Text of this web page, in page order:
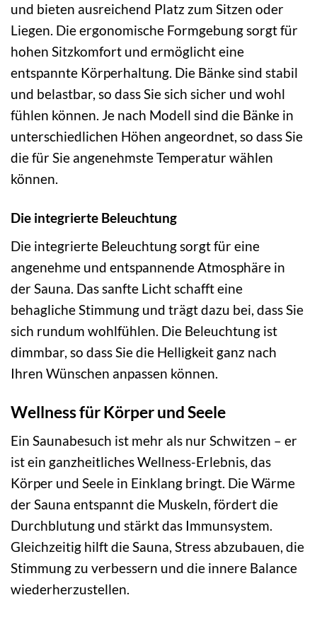
und bieten ausreichend Platz zum Sitzen oder
Liegen. Die ergonomische Formgebung sorgt für
hohen Sitzkomfort und ermöglicht eine
entspannte Körperhaltung. Die Bänke sind stabil
und belastbar, so dass Sie sich sicher und wohl
fühlen können. Je nach Modell sind die Bänke in
unterschiedlichen Höhen angeordnet, so dass Sie
die für Sie angenehmste Temperatur wählen
können.
Die integrierte Beleuchtung
Die integrierte Beleuchtung sorgt für eine
angenehme und entspannende Atmosphäre in
der Sauna. Das sanfte Licht schafft eine
behagliche Stimmung und trägt dazu bei, dass Sie
sich rundum wohlfühlen. Die Beleuchtung ist
dimmbar, so dass Sie die Helligkeit ganz nach
Ihren Wünschen anpassen können.
Wellness für Körper und Seele
Ein Saunabesuch ist mehr als nur Schwitzen – er
ist ein ganzheitliches Wellness-Erlebnis, das
Körper und Seele in Einklang bringt. Die Wärme
der Sauna entspannt die Muskeln, fördert die
Durchblutung und stärkt das Immunsystem.
Gleichzeitig hilft die Sauna, Stress abzubauen, die
Stimmung zu verbessern und die innere Balance
wiederherzustellen.